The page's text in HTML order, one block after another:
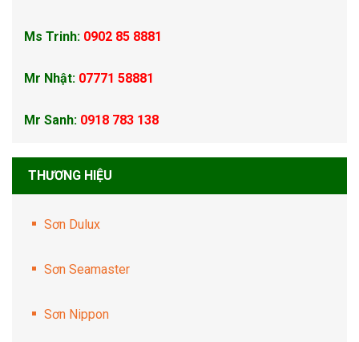
Ms Trinh: 0902 85 8881
Mr Nhật: 07771 58881
Mr Sanh: 0918 783 138
THƯƠNG HIỆU
Sơn Dulux
Sơn Seamaster
Sơn Nippon